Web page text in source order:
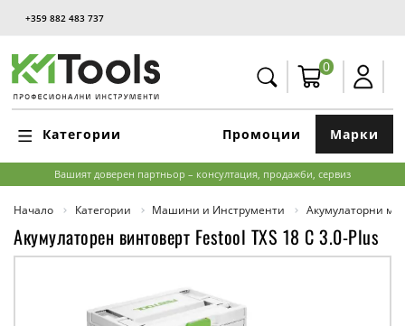
+359 882 483 737
0
Категории Марки
Промоции
Вашият доверен партньор – консултация, продажби, сервиз
Начало Категории Машини и Инструменти Акумулаторни
Акумулаторен винтоверт Festool TXS 18 C 3.0-Plus